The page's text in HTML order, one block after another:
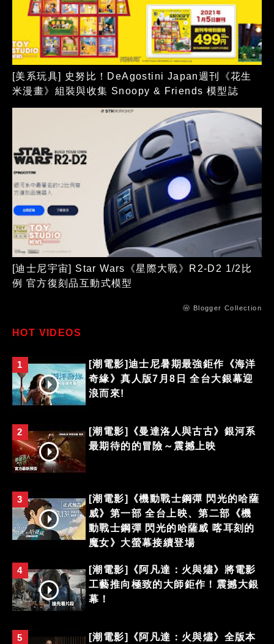
[美系玩具] 史努比！DeAgostini Japan週刊《花生
米漫畫》組裝與收集 Snoopy & Friends 模型誌
[迪士尼宇宙] Star Wars《星際大戰》R2-D2 1/2比
例 官方復刻品互動式模型
ⓦ Blogger Collection
HOT VIDEOS
1
[潮電影]迪士尼暑期最強鉅作《海洋
奇緣》真人版7月8日 全台大銀幕迎
浪而來!
2
[潮電影]《曼達洛人與古古》銀河系
最期待的的冒險～震撼上映
3
[潮電影]《機動戰士鋼彈 閃光的哈薩
威》第一部 全台上映、第二部《機
動戰士鋼彈 閃光的哈薩威 喀耳刻的
魔女》大螢幕接續登場
4
[潮電影]《阿凡達：火與燼》將電影
工藝推向極致的大師鉅作！震撼大銀
幕！
5
[潮電影]《阿凡達：火與燼》全版本